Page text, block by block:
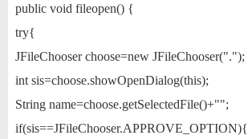
public void fileopen() {
try{
JFileChooser choose=new JFileChooser(".");
int sis=choose.showOpenDialog(this);
String name=choose.getSelectedFile()+"";
if(sis==JFileChooser.APPROVE_OPTION){